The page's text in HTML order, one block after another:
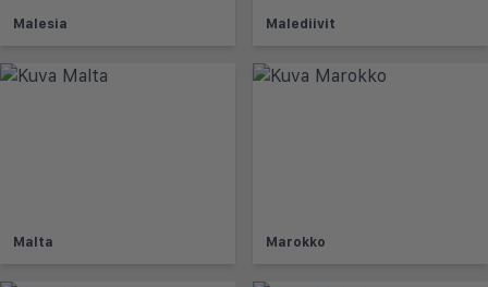
Malesia Malediivit
Malta Marokko